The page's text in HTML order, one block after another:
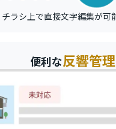
チラシ上で直接文字編集が可
便利な反響管理